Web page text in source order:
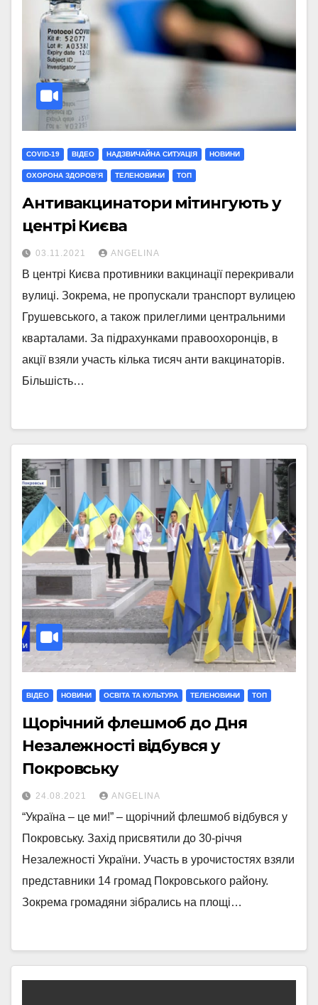
COVID-19 ВІДЕО НАДЗВИЧАЙНА СИТУАЦІЯ НОВИНИ
ОХОРОНА ЗДОРОВ’Я ТЕЛЕНОВИНИ ТОП
Антивакцинатори мітингують у
центрі Києва
03.11.2021 ANGELINA
В центрі Києва противники вакцинації перекривали
вулиці. Зокрема, не пропускали транспорт вулицею
Грушевського, а також прилеглими центральними
кварталами. За підрахунками правоохоронців, в
акції взяли участь кілька тисяч анти вакцинаторів.
Більшість…
ВІДЕО НОВИНИ ОСВІТА ТА КУЛЬТУРА ТЕЛЕНОВИНИ ТОП
Щорічний флешмоб до Дня
Незалежності відбувся у
Покровську
24.08.2021 ANGELINA
“Україна – це ми!” – щорічний флешмоб відбувся у
Покровську. Захід присвятили до 30-річчя
Незалежності України. Участь в урочистостях взяли
представники 14 громад Покровського району.
Зокрема громадяни зібрались на площі…